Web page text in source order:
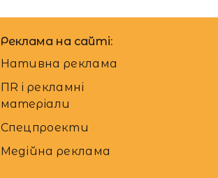
Реклама на сайті:
Нативна реклама
ПR і рекламні
матеріали
Спецпроекти
Медійна реклама